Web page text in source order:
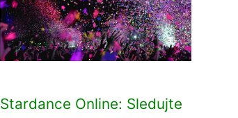
Stardance Online: Sledujte